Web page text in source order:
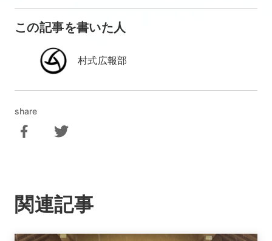
この記事を書いた人
村式広報部
share
関連記事